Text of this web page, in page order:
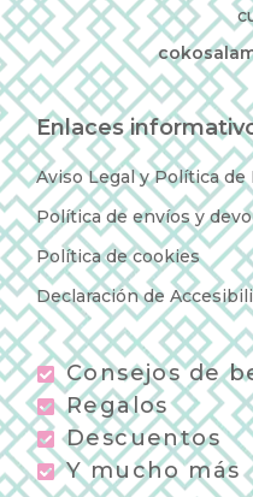
Enlaces
Aviso Legal y Política de
Política de envíos y
Política de cookies
Declaración de
Consejos de
Regalos
Descuentos
Y mucho más